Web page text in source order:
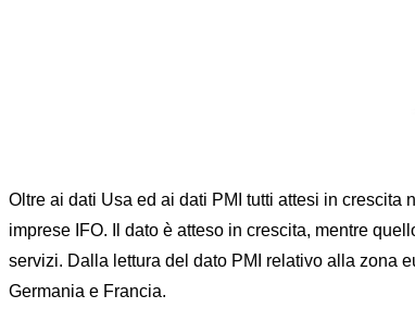
Oltre ai dati Usa ed ai dati PMI tutti attesi in crescita
imprese IFO. Il dato è atteso in crescita, mentre
servizi. Dalla lettura del dato PMI relativo alla zona
Germania e Francia.